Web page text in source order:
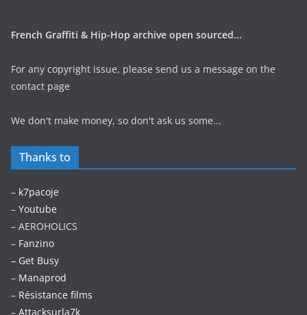
French Graffiti & Hip-Hop archive open sourced...
For any copyright issue, please send us a message on the
contact page
We don't make money, so don't ask us some...
Thanks to
– k7pacoje
– Youtube
– AEROHOLICS
– Fanzino
– Get Busy
– Manaprod
– Résistance films
– Attacksurla7k